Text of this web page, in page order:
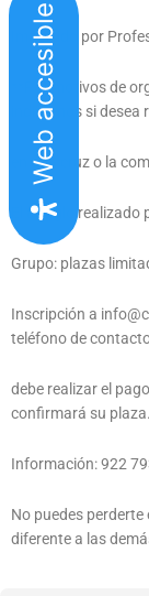
Impartido por
**Por motivos de
indicarnos si
en una cruz o la
El arreglo
Grupo: plazas
Inscripción a
teléfono de
debe realizar el
confirmará su plaza.
Información: 922
No puedes
diferente a las
Web accesible